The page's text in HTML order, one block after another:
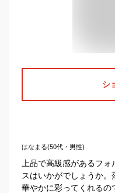
シ
はなまる(50代・男性)
上品で高級感があるフ
スはいかがでしょうか
華やかに彩ってくれるの